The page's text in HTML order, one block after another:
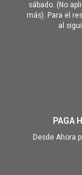
sábado. (No
más). Para el
al
PAGA
Desde Ahora